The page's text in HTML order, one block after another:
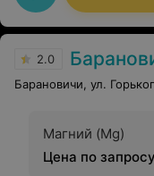
2.0 Барановичская
Барановичи, ул.
Магний (Mg)
Цена по запросу